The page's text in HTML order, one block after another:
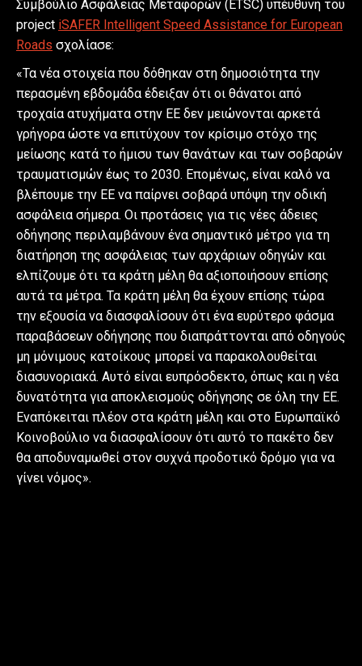
Συμβούλιο Ασφάλειας Μεταφορών (ETSC) υπέυθυνη του
project iSAFER Intelligent Speed Assistance for European
Roads σχολίασε:
«Τα νέα στοιχεία που δόθηκαν στη δημοσιότητα την
περασμένη εβδομάδα έδειξαν ότι οι θάνατοι από
τροχαία ατυχήματα στην ΕΕ δεν μειώνονται αρκετά
γρήγορα ώστε να επιτύχουν τον κρίσιμο στόχο της
μείωσης κατά το ήμισυ των θανάτων και των σοβαρών
τραυματισμών έως το 2030. Επομένως, είναι καλό να
βλέπουμε την ΕΕ να παίρνει σοβαρά υπόψη την οδική
ασφάλεια σήμερα. Οι προτάσεις για τις νέες άδειες
οδήγησης περιλαμβάνουν ένα σημαντικό μέτρο για τη
διατήρηση της ασφάλειας των αρχάριων οδηγών και
ελπίζουμε ότι τα κράτη μέλη θα αξιοποιήσουν επίσης
αυτά τα μέτρα. Τα κράτη μέλη θα έχουν επίσης τώρα
την εξουσία να διασφαλίσουν ότι ένα ευρύτερο φάσμα
παραβάσεων οδήγησης που διαπράττονται από οδηγούς
μη μόνιμους κατοίκους μπορεί να παρακολουθείται
διασυνοριακά. Αυτό είναι ευπρόσδεκτο, όπως και η νέα
δυνατότητα για αποκλεισμούς οδήγησης σε όλη την ΕΕ.
Εναπόκειται πλέον στα κράτη μέλη και στο Ευρωπαϊκό
Κοινοβούλιο να διασφαλίσουν ότι αυτό το πακέτο δεν
θα αποδυναμωθεί στον συχνά προδοτικό δρόμο για να
γίνει νόμος».